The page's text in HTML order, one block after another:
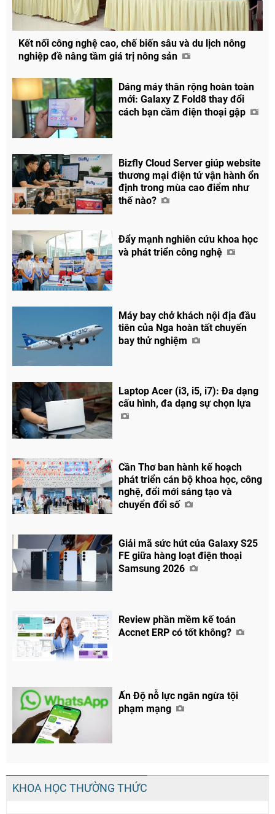
Chia sẻ
Kết nối công nghệ cao, chế biến sâu và du lịch nông
nghiệp đề nâng tầm giá trị nông sản
Dáng máy thân rộng hoàn toàn
mới: Galaxy Z Fold8 thay đổi
cách bạn cầm điện thoại gập
Bizfly Cloud Server giúp website
thương mại điện tử vận hành ổn
định trong mùa cao điểm như
thế nào?
Đẩy mạnh nghiên cứu khoa học
và phát triển công nghệ
Máy bay chở khách nội địa đầu
tiên của Nga hoàn tất chuyến
bay thử nghiệm
Laptop Acer (i3, i5, i7): Đa dạng
cấu hình, đa dạng sự chọn lựa
Cần Thơ ban hành kế hoạch
phát triển cán bộ khoa học, công
nghệ, đổi mới sáng tạo và
chuyển đổi số
Giải mã sức hút của Galaxy S25
FE giữa hàng loạt điện thoại
Samsung 2026
Review phần mềm kế toán
Accnet ERP có tốt không?
Ấn Độ nỗ lực ngăn ngừa tội
phạm mạng
KHOA HỌC THƯỜNG THỨC